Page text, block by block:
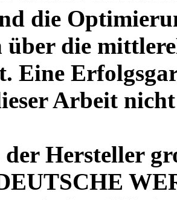
die
die
Eine
Arbeit
der Hersteller